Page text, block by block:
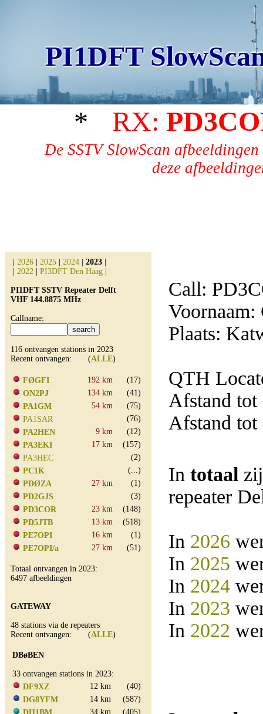
PI1DFT
* RX:
De SSTV SlowScan
deze
2026 2025 2024 2023
2022 PI3DFT Den Haag
PI1DFT SSTV Repeater Delft
VHF 144.8875 MHz
Callname:
116 ontvangen stations in 2023
Recent ontvangen: (ALLE)
FØGFI 192 km
(17)
ON2PJ
134 km
(41)
PA1GM
54 km
(75)
PA1SAR
(76)
PA2HEN
9 km
(12)
PA3EKI
17 km
(157)
PA3HEC
(2)
PC1K
(...)
PDØZA
27 km
(1)
PD2GJS
(3)
PD3COR
23 km
(148)
PD5JTB
13 km
(518)
PE7OPI
16 km
(1)
PE7OPI/a
27 km (51)
Totaal ontvangen in 2023:
6497 afbeeldingen
GATEWAY
48 stations via de repeaters
Recent ontvangen: (ALLE)
DBøBEN
33 ontvangen stations in 2023:
DF9XZ
12 km
(40)
DG8YFM
14 km
(587)
34 km
(405)
Call:
Voornaam:
Plaats:
QTH
Afstand tot
Afstand tot
In totaal
repeater
In 2026
In 2025
In 2024
In 2023
In 2022